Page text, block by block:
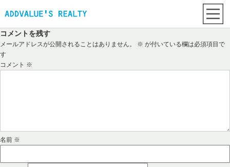
コメントを残す
メールアドレスが公開されることはありません。 ※ が付いている欄は必須項目で
す
コメント ※
名前 ※